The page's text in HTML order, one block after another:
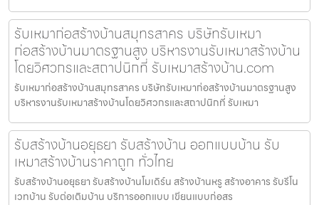
รับเหมาก่อสร้างบ้านสมุทรสาคร บริษัทรับเหมา
ก่อสร้างบ้านมาตรฐานสูง บริหารงานรับเหมาสร้างบ้าน
โดยวิศวกรและสถาปนิกที่ รับเหมาสร้างบ้าน.com
รับเหมาก่อสร้างบ้านสมุทรสาคร บริษัทรับเหมาก่อสร้างบ้านมาตรฐานสูง
บริหารงานรับเหมาสร้างบ้านโดยวิศวกรและสถาปนิกที่ รับเหมา
รับสร้างบ้านอยุธยา รับสร้างบ้าน ออกแบบบ้าน รับ
เหมาสร้างบ้านราคาถูก ทั่วไทย
รับสร้างบ้านอยุธยา รับสร้างบ้านโมเดิร์น สร้างบ้านหรู สร้างอาคาร รับรีโน
เวทบ้าน รับต่อเติมบ้าน บริการออกแบบ เขียนแบบก่อสร